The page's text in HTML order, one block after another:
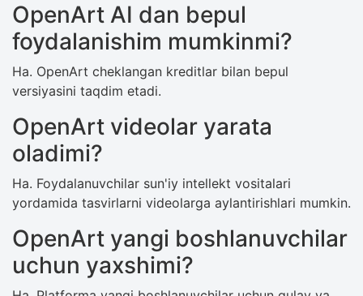
OpenArt AI dan bepul
foydalanishim mumkinmi?
Ha. OpenArt cheklangan kreditlar bilan bepul
versiyasini taqdim etadi.
OpenArt videolar yarata
oladimi?
Ha. Foydalanuvchilar sun'iy intellekt vositalari
yordamida tasvirlarni videolarga aylantirishlari mumkin.
OpenArt yangi boshlanuvchilar
uchun yaxshimi?